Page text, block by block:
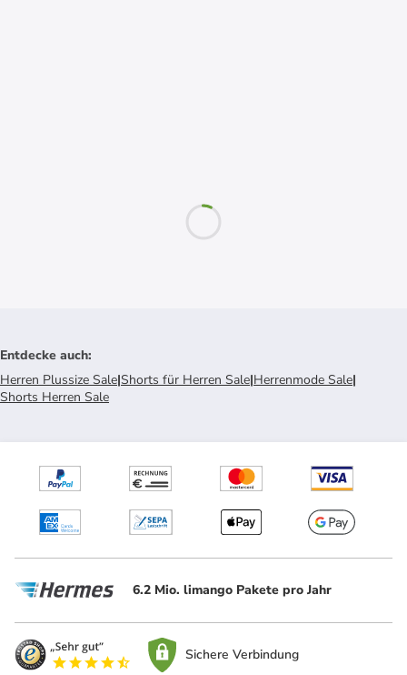
Entdecke auch:
Herren Plussize Sale|Shorts für Herren Sale|Herrenmode Sale|
Shorts Herren Sale
6.2 Mio. limango Pakete pro Jahr
Sichere Verbindung